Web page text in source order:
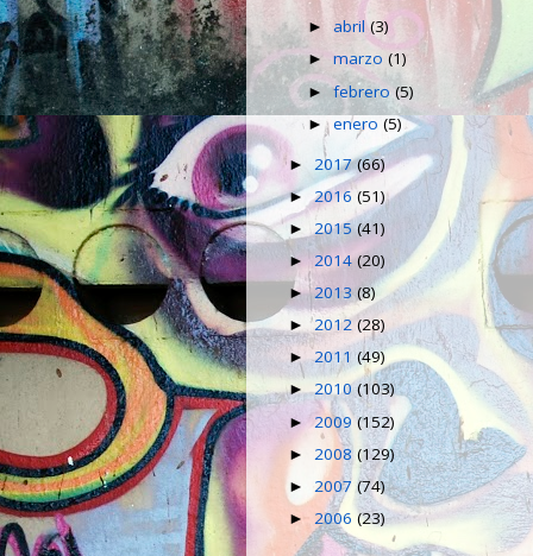
►abril(3)
►marzo(1)
►febrero(5)
►enero(5)
► 2017(66)
►2016(51)
► 2015(41)
► 2014(20)
►2013(8)
►2012 (28)
►2011 (49)
►2010(103)
►2009(152)
► 2008 (129)
► 2007(74)
► 2006 (23)